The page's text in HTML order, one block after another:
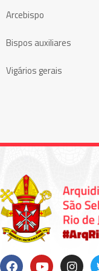
Arcebispo
Bispos auxiliares
Vigários gerais